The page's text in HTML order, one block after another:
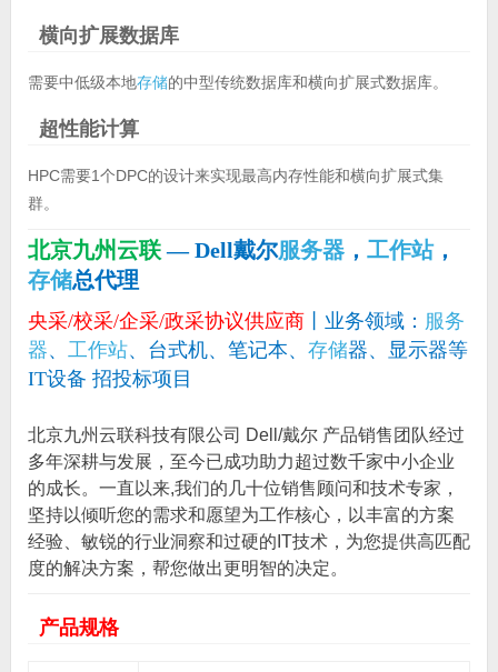
横向扩展数据库
需要中低级本地存储的中型传统数据库和横向扩展式数据库。
超性能计算
HPC需要1个DPC的设计来实现最高内存性能和横向扩展式集
群。
北京九州云联— Dell戴尔服务器， 工作站，
存储总代理
央采/校采/企采/政采协议供应商丨业务领域： 服务
器、 工作站、台式机、笔记本、 存储器、显示器等
IT设备 招投标项目
北京九州云联科技有限公司 Dell/戴尔 产品销售团队经过
多年深耕与发展，至今已成功助力超过数千家中小企业
的成长。一直以来,我们的几十位销售顾问和技术专家，
坚持以倾听您的需求和愿望为工作核心，以丰富的方案
经验、敏锐的行业洞察和过硬的IT技术，为您提供高匹配
度的解决方案，帮您做出更明智的决定。
产品规格